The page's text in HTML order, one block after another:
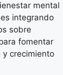
mental
integrando
sobre
fomentar
y crecimiento